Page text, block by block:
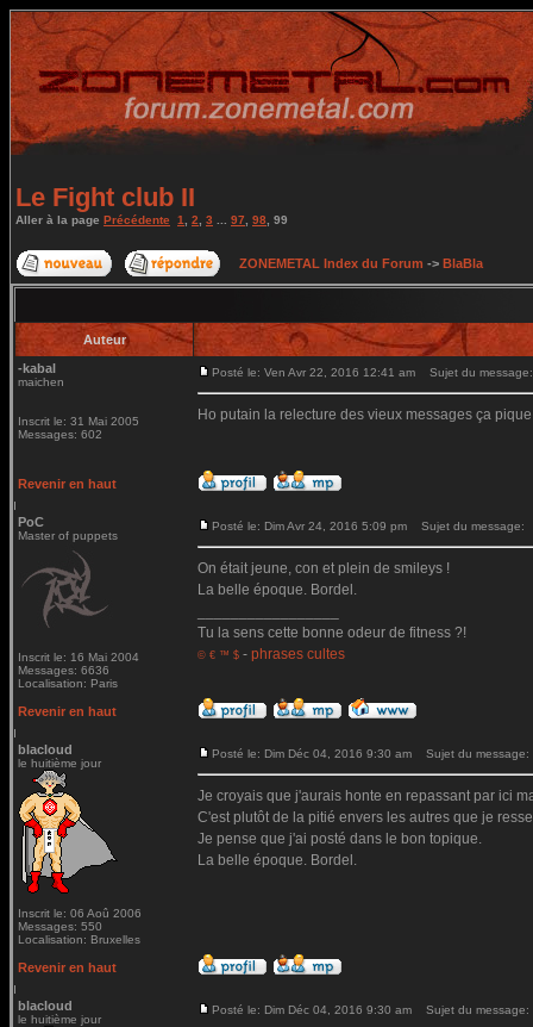
Le Fight club II
Aller à la page Précédente 1 2 3 97 98 99
ZONEMETAL Index du Forum -> BlaBla
Auteur
-kabal
maichen
Inscrit le: 31 Mai 2005
Messages: 602
Posté le: Ven Avr 22, 2016 12:41 am Sujet du message:
Ho putain la relecture des vieux messages ça
Revenir en haut
PoC
Master of puppets
Inscrit le: 16 Mai 2004
Messages: 6636
Localisation: Paris
Posté le: Dim Avr 24, 2016 5:09 pm Sujet du message:
On était jeune, con et plein de smileys !
La belle époque. Bordel.
Tu la sens cette bonne odeur de fitness ?!
© € ™ $ - phrases cultes
Revenir en haut
blacloud
le huitième jour
Inscrit le: 06 Aoû 2006
Messages: 550
Localisation: Bruxelles
Posté le: Dim Déc 04, 2016 9:30 am Sujet du message:
Je croyais que j'aurais honte en repassant par ici
C'est plutôt de la pitié envers les autres que je
Je pense que j'ai posté dans le bon topique.
La belle époque. Bordel.
Revenir en haut
blacloud
le huitième jour
Posté le: Dim Déc 04, 2016 9:30 am Sujet du message: